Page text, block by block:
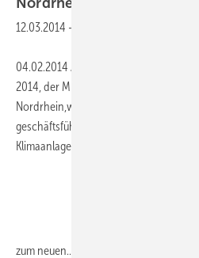
12.03.2014 -
04.02.2014 Auf der ersten VDKF-
2014, der Mitgliederversammlung des
Nordrhein,wurde Michael Blank (2. v. l.),
geschäftsführenderGesellschafter der
Klimaanlagen GmbH, Leverkusen,
zum neuen...